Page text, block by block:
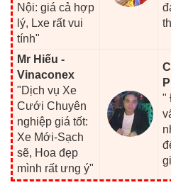
Nội: giá cả hợp
lý, Lxe rất vui
tính"
Mr Hiếu -
Vinaconex
"Dịch vụ Xe
Cưới Chuyên
nghiệp giá tốt:
Xe Mới-Sạch
sẽ, Hoa đẹp
mình rất ưng ý"
"